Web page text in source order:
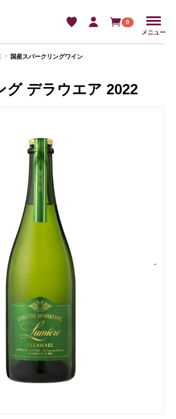
0
メニュー
国産スパークリングワイン
グ デラウエア 2022